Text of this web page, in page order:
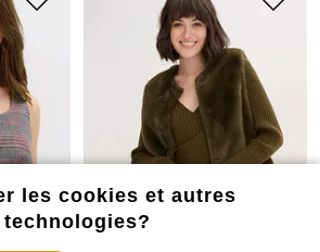
les cookies et autres
technologies?